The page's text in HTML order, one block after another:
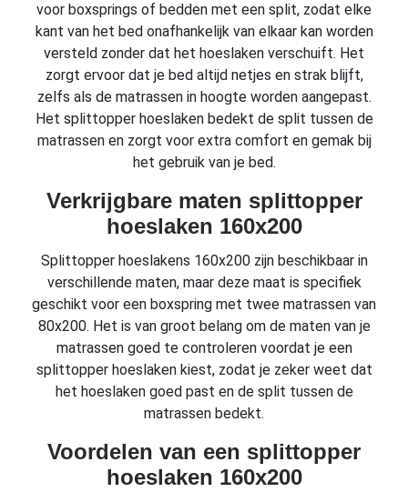
voor boxsprings of bedden met een split, zodat elke
kant van het bed onafhankelijk van elkaar kan worden
versteld zonder dat het hoeslaken verschuift. Het
zorgt ervoor dat je bed altijd netjes en strak blijft,
zelfs als de matrassen in hoogte worden aangepast.
Het splittopper hoeslaken bedekt de split tussen de
matrassen en zorgt voor extra comfort en gemak bij
het gebruik van je bed.
Verkrijgbare maten splittopper
hoeslaken 160x200
Splittopper hoeslakens 160x200 zijn beschikbaar in
verschillende maten, maar deze maat is specifiek
geschikt voor een boxspring met twee matrassen van
80x200. Het is van groot belang om de maten van je
matrassen goed te controleren voordat je een
splittopper hoeslaken kiest, zodat je zeker weet dat
het hoeslaken goed past en de split tussen de
matrassen bedekt.
Voordelen van een splittopper
hoeslaken 160x200